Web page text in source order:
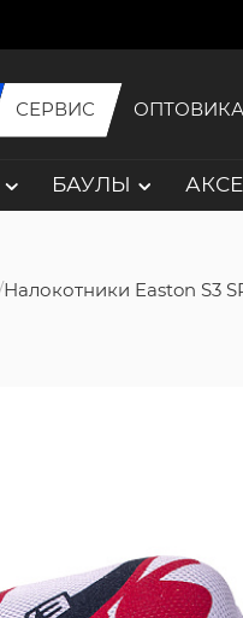
СЕРВИС
БАУЛЫ
Налокотники Easton S3